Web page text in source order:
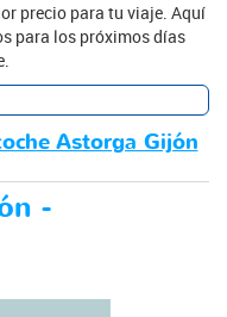
precio para tu viaje. Aquí
para los próximos días
Astorga Gijón
-